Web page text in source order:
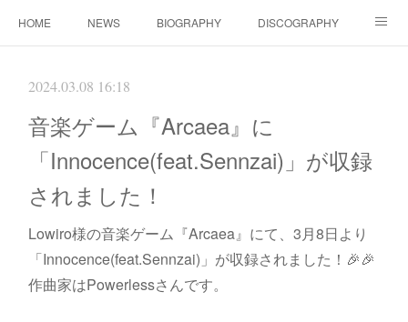
HOME NEWS BIOGRAPHY DISCOGRAPHY
2024.03.08 16:18
音楽ゲーム『Arcaea』に
「Innocence(feat.Sennzai)」が収録
されました！
Lowiro様の音楽ゲーム『Arcaea』にて、3月8日より
「Innocence(feat.Sennzai)」が収録されました！🎉🎉
作曲家はPowerlessさんです。